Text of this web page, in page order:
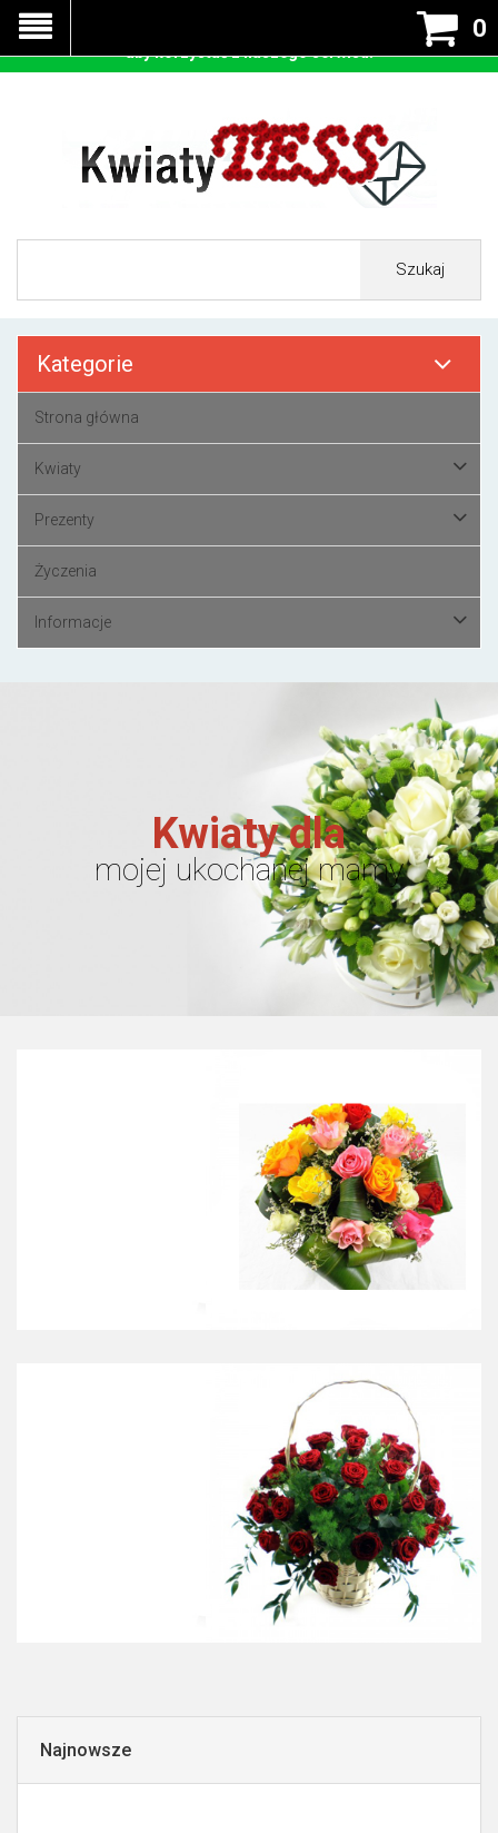
0
Szukaj
Kategorie
Strona główna
Kwiaty
Prezenty
Życzenia
Informacje
Kwiaty dla
mojej ukochanej mamy
Najnowsze
Nasza strona korzysta z cookies - czyli tzw ciastek w celu
prawidłowego działania. Zaakceptuj przyjmowanie cookies
aby korzystać z naszego serwisu.